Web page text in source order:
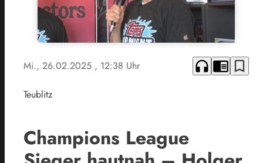
Mi., 26.02.2025 , 12:38 Uhr headphones chrome_reader_mode bookmark_border
Teublitz
Champions League